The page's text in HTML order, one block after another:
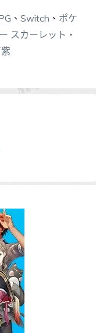
、 Switch 、 ポケ
スカーレット・